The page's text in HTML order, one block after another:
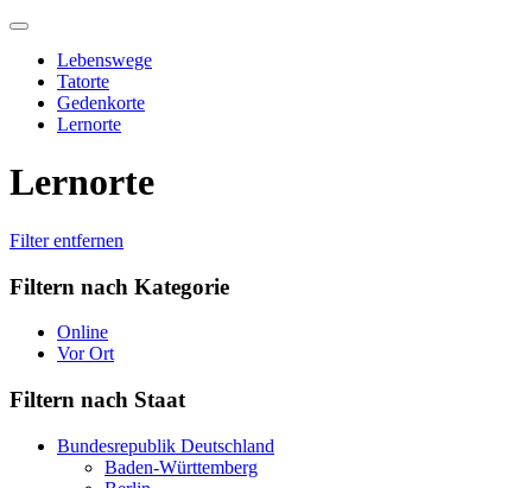
Skip
contentLebenswege
Tatorte
Gedenkorte
Lernorte
Lernorte
Filter entfernen
Filtern nach Kategorie
Online
Vor Ort
Filtern nach Staat
Bundesrepublik Deutschland
Baden-Württemberg